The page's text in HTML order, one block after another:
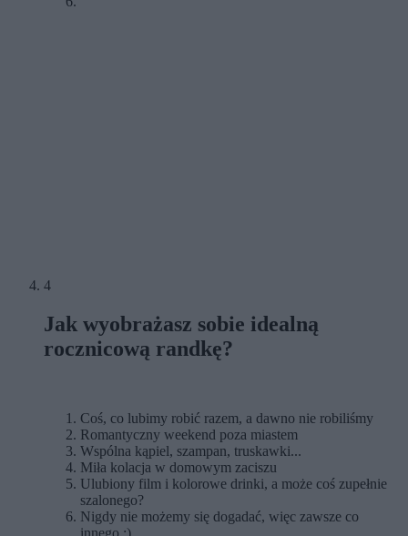
4
Jak wyobrażasz sobie idealną
rocznicową randkę?
Coś, co lubimy robić razem, a dawno nie robiliśmy
Romantyczny weekend poza miastem
Wspólna kąpiel, szampan, truskawki...
Miła kolacja w domowym zaciszu
Ulubiony film i kolorowe drinki, a może coś zupełnie
szalonego?
Nigdy nie możemy się dogadać, więc zawsze co
innego :)